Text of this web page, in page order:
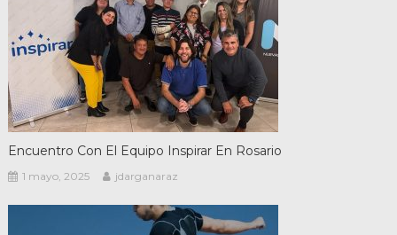
Encuentro Con El Equipo Inspirar En Rosario
1 mayo, 2025 jdarganaraz